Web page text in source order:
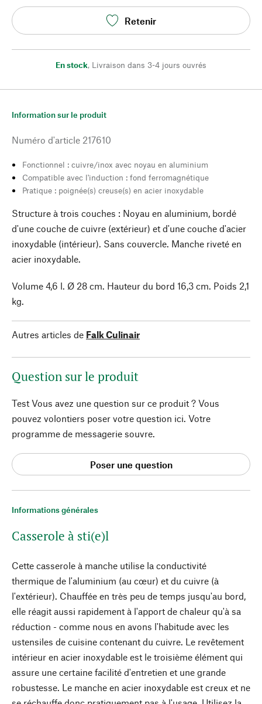
Retenir
En stock, Livraison dans 3-4 jours ouvrés
Informations générales
Casserole à sti(e)l
Cette casserole à manche utilise la conductivité
thermique de l'aluminium (au cœur) et du cuivre (à
l'extérieur). Chauffée en très peu de temps jusqu'au bord,
elle réagit aussi rapidement à l'apport de chaleur qu'à sa
réduction - comme nous en avons l'habitude avec les
ustensiles de cuisine contenant du cuivre. Le revêtement
intérieur en acier inoxydable est le troisième élément qui
assure une certaine facilité d'entretien et une grande
robustesse. Le manche en acier inoxydable est creux et ne
Information sur le produit
Numéro d'article 217610
Fonctionnel : cuivre/inox avec noyau en aluminium
Compatible avec l'induction : fond ferromagnétique
Pratique : poignée(s) creuse(s) en acier inoxydable
Structure à trois couches : Noyau en aluminium, bordé
d'une couche de cuivre (extérieur) et d'une couche d'acier
inoxydable (intérieur). Sans couvercle. Manche riveté en
acier inoxydable.
Volume 4,6 l. Ø 28 cm. Hauteur du bord 16,3 cm. Poids 2,1
kg.
Autres articles de Falk Culinair
Question sur le produit
Test Vous avez une question sur ce produit ? Vous
pouvez volontiers poser votre question ici. Votre
programme de messagerie souvre.
Poser une question